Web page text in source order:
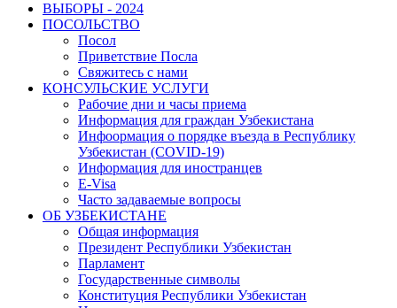
ВЫБОРЫ - 2024
ПОСОЛЬСТВО
Посол
Приветствие Посла
Свяжитесь с нами
КОНСУЛЬСКИЕ УСЛУГИ
Рабочие дни и часы приема
Информация для граждан Узбекистана
Инфоормация о порядке въезда в Республику
Узбекистан (COVID-19)
Информация для иностранцев
E-Visa
Часто задаваемые вопросы
ОБ УЗБЕКИСТАНЕ
Общая информация
Президент Республики Узбекистан
Парламент
Государственные символы
Конституция Республики Узбекистан